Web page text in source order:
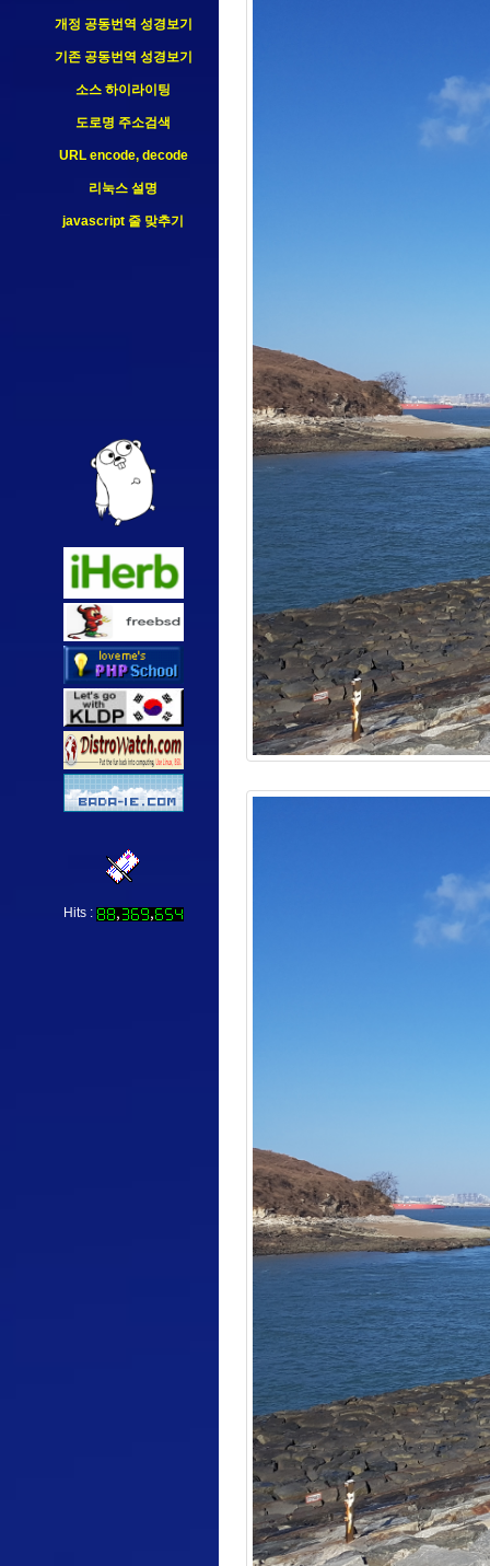
개정 공동번역 성경보기
기존 공동번역 성경보기
소스 하이라이팅
도로명 주소검색
URL encode, decode
리눅스 설명
javascript 줄 맞추기
Hits :